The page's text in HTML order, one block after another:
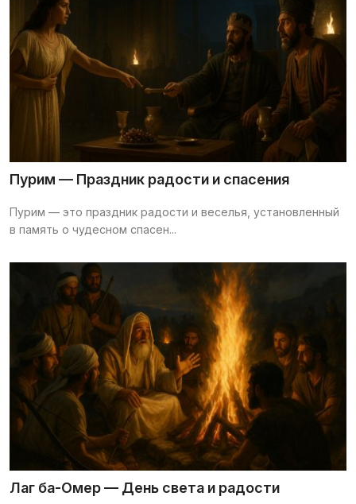
Пурим — Праздник радости и спасения
Пурим — это праздник радости и веселья, установленный
в память о чудесном спасен...
Лаг ба-Омер — День света и радости